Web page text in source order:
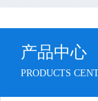
产品中心
PRODUCTS